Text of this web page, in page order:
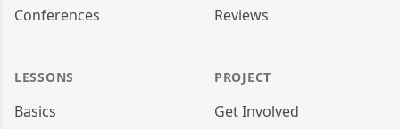
Conferences
LESSONS
Basics
Reviews
PROJECT
Get Involved